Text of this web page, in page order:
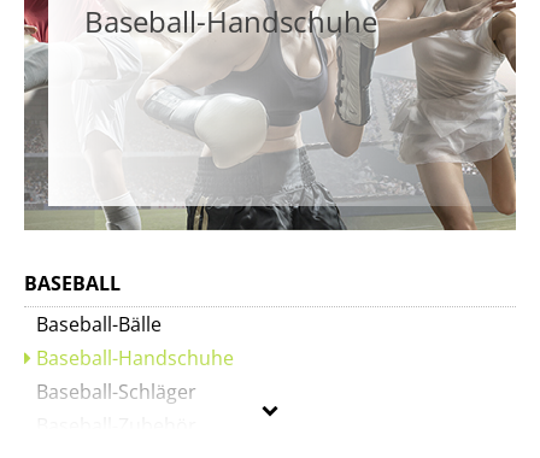
Baseball-Handschuhe
BASEBALL
Baseball-Bälle
Baseball-Handschuhe
Baseball-Schläger